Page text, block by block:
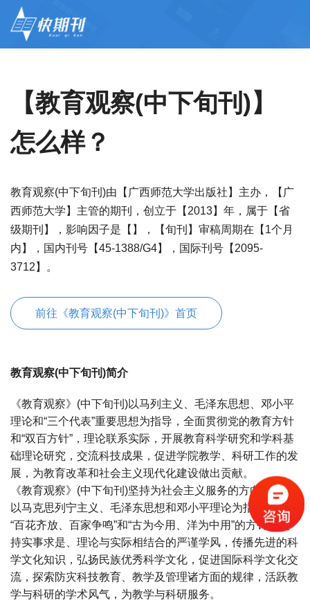
【教育观察(中下旬刊)】
怎么样？
教育观察(中下旬刊)由【广西师范大学出版社】主办，【广
西师范大学】主管的期刊，创立于【2013】年，属于【省
级期刊】，影响因子是【】，【旬刊】审稿周期在【1个月
内】，国内刊号【45-1388/G4】，国际刊号【2095-
3712】。
前往《教育观察(中下旬刊)》首页
教育观察(中下旬刊)简介
《教育观察》(中下旬刊)以马列主义、毛泽东思想、邓小平
理论和“三个代表”重要思想为指导，全面贯彻党的教育方针
和“双百方针”，理论联系实际，开展教育科学研究和学科基
础理论研究，交流科技成果，促进学院教学、科研工作的发
展，为教育改革和社会主义现代化建设做出贡献。
《教育观察》(中下旬刊)坚持为社会主义服务的方向，坚持
以马克思列宁主义、毛泽东思想和邓小平理论为指导，贯彻
“百花齐放、百家争鸣”和“古为今用、洋为中用”的方针，坚
持实事求是、理论与实际相结合的严谨学风，传播先进的科
学文化知识，弘扬民族优秀科学文化，促进国际科学文化交
流，探索防灾科技教育、教学及管理诸方面的规律，活跃教
学与科研的学术风气，为教学与科研服务。